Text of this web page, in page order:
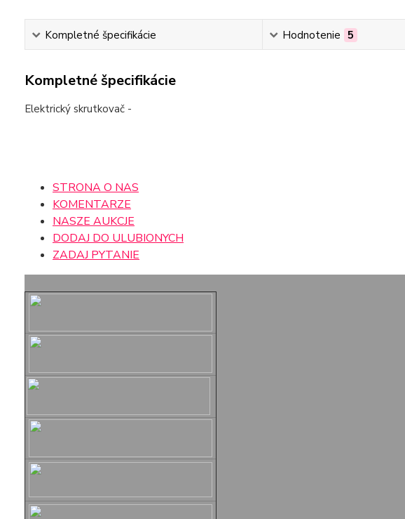
Kompletné špecifikácie Hodnotenie 5
Kompletné špecifikácie
Elektrický skrutkovač -
STRONA O NAS
KOMENTARZE
NASZE AUKCJE
DODAJ DO ULUBIONYCH
ZADAJ PYTANIE